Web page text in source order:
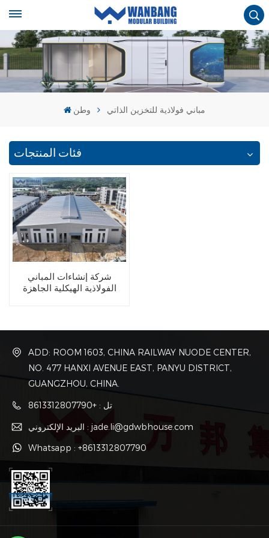
وطن مباني فولاذية للتخزين الذاتي
فئات المنتجات
شركة إنشاءات المباني
الفولاذية الهيكلية الجاهزة
ADD: ROOM 1603, CHINA RAILWAY NUODE CENTER,
NO. 477 HANXI AVENUE EAST, PANYU DISTRICT,
GUANGZHOU, CHINA.
تل : +8613312807790
البريد الإلكتروني : jade.li@gdwbhouse.com
Whatsapp : +8613312807790